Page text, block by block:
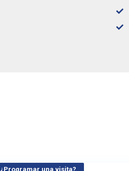
¿Programar una visita?